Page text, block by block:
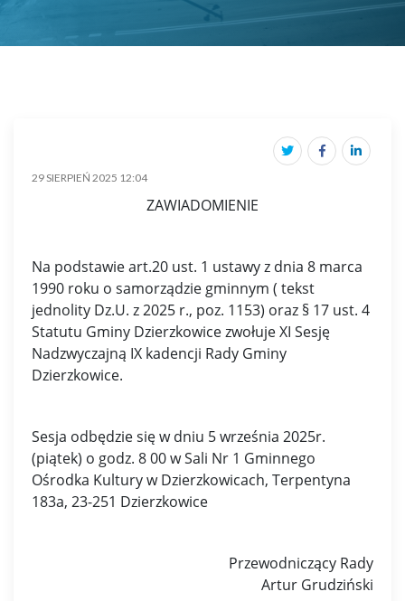
29 SIERPIEŃ 2025 12:04
ZAWIADOMIENIE
Na podstawie art.20 ust. 1 ustawy z dnia 8 marca
1990 roku o samorządzie gminnym ( tekst
jednolity Dz.U. z 2025 r., poz. 1153) oraz § 17 ust. 4
Statutu Gminy Dzierzkowice zwołuje XI Sesję
Nadzwyczajną IX kadencji Rady Gminy
Dzierzkowice.
Sesja odbędzie się w dniu 5 września 2025r.
(piątek) o godz. 8 00 w Sali Nr 1 Gminnego
Ośrodka Kultury w Dzierzkowicach, Terpentyna
183a, 23-251 Dzierzkowice
Przewodniczący Rady
Artur Grudziński